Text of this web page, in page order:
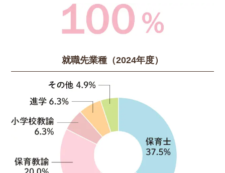
就職先業種（2024年度）